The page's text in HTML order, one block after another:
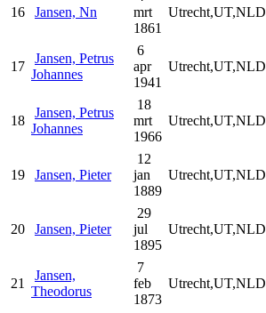
16 Jansen, Nn
mrt
1861
Utrecht,UT,NLD
17
Jansen, Petrus
Johannes
6
apr
1941
Utrecht,UT,NLD
18
Jansen, Petrus
Johannes
18
mrt
1966
Utrecht,UT,NLD
19 Jansen, Pieter
12
jan
1889
Utrecht,UT,NLD
20 Jansen, Pieter
29
jul
1895
Utrecht,UT,NLD
21
Jansen,
Theodorus
7
feb
1873
Utrecht,UT,NLD